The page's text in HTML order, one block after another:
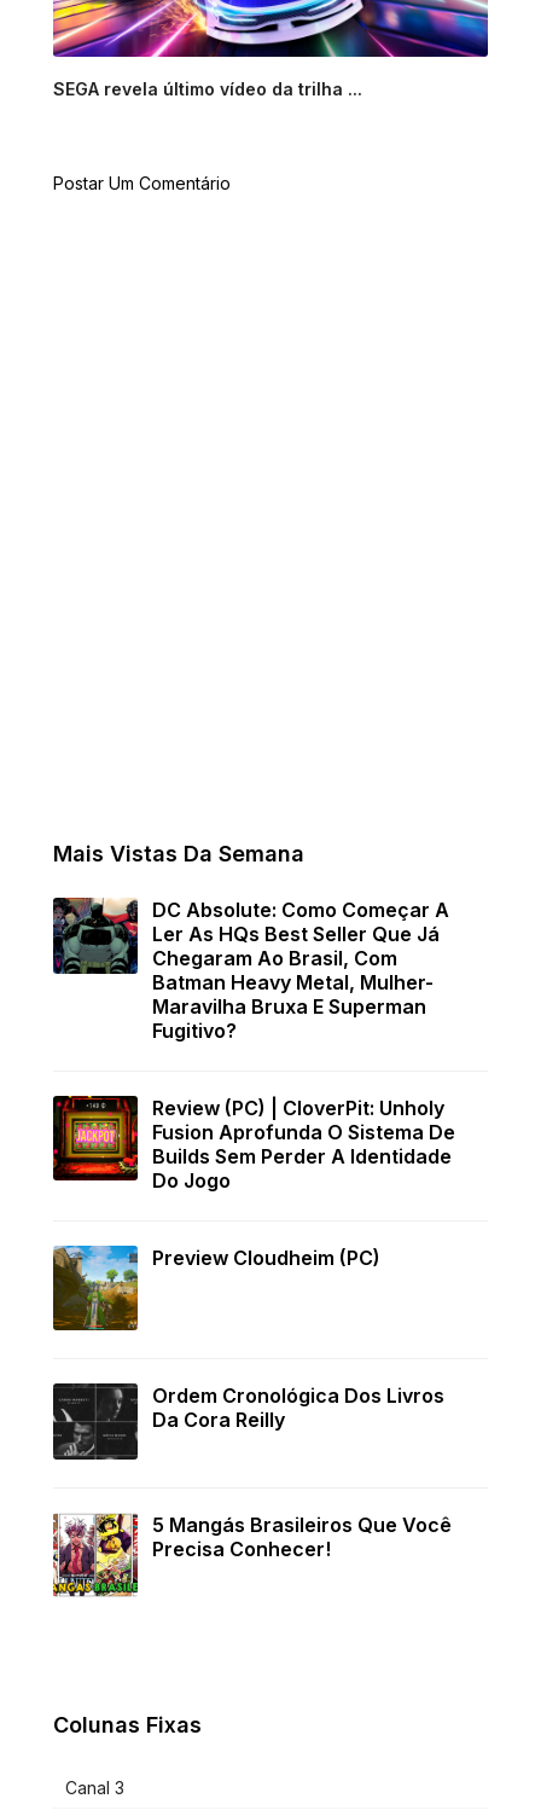
SEGA revela último vídeo da trilha ...
Postar Um Comentário
Mais Vistas Da Semana
DC Absolute: Como Começar A
Ler As HQs Best Seller Que Já
Chegaram Ao Brasil, Com
Batman Heavy Metal, Mulher-
Maravilha Bruxa E Superman
Fugitivo?
Review (PC) | CloverPit: Unholy
Fusion Aprofunda O Sistema De
Builds Sem Perder A Identidade
Do Jogo
Preview Cloudheim (PC)
Ordem Cronológica Dos Livros
Da Cora Reilly
5 Mangás Brasileiros Que Você
Precisa Conhecer!
Colunas Fixas
Canal 3